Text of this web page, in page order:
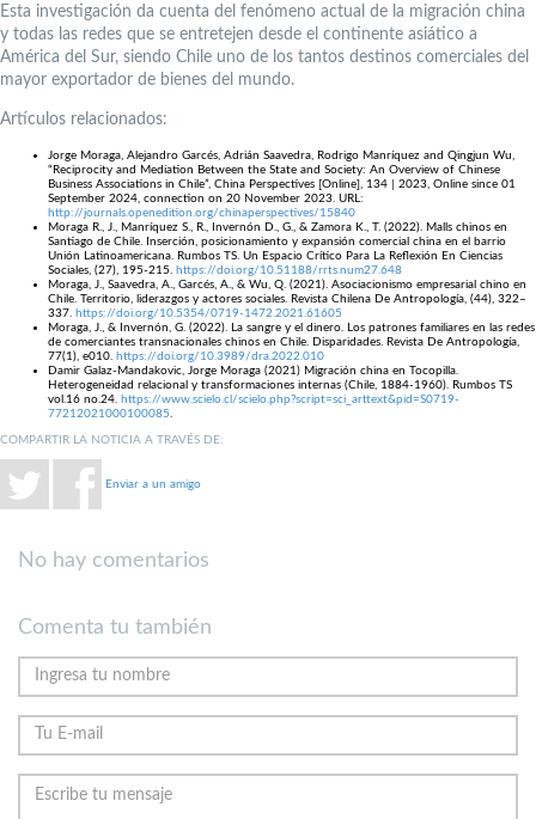
Esta investigación da cuenta del fenómeno actual de la migración china
y todas las redes que se entretejen desde el continente asiático a
América del Sur, siendo Chile uno de los tantos destinos comerciales del
mayor exportador de bienes del mundo.
Artículos relacionados:
Jorge Moraga, Alejandro Garcés, Adrián Saavedra, Rodrigo Manríquez and Qingjun Wu,
“Reciprocity and Mediation Between the State and Society: An Overview of Chinese
Business Associations in Chile”, China Perspectives [Online], 134 | 2023, Online since 01
September 2024, connection on 20 November 2023. URL:
http://journals.openedition.org/chinaperspectives/15840
Moraga R., J., Manríquez S., R., Invernón D., G., & Zamora K., T. (2022). Malls chinos en
Santiago de Chile. Inserción, posicionamiento y expansión comercial china en el barrio
Unión Latinoamericana. Rumbos TS. Un Espacio Crítico Para La Reflexión En Ciencias
Sociales, (27), 195-215. https://doi.org/10.51188/rrts.num27.648
Moraga, J., Saavedra, A., Garcés, A., & Wu, Q. (2021). Asociacionismo empresarial chino en
Chile. Territorio, liderazgos y actores sociales. Revista Chilena De Antropología, (44), 322–
337. https://doi.org/10.5354/0719-1472.2021.61605
Moraga, J., & Invernón, G. (2022). La sangre y el dinero. Los patrones familiares en las redes
de comerciantes transnacionales chinos en Chile. Disparidades. Revista De Antropología,
77(1), e010. https://doi.org/10.3989/dra.2022.010
Damir Galaz-Mandakovic, Jorge Moraga (2021) Migración china en Tocopilla.
Heterogeneidad relacional y transformaciones internas (Chile, 1884-1960). Rumbos TS
vol.16 no.24. https://www.scielo.cl/scielo.php?script=sci_arttext&pid=S0719-
77212021000100085.
COMPARTIR LA NOTICIA A TRAVÉS DE:
Enviar a un amigo
No hay comentarios
Comenta tu también